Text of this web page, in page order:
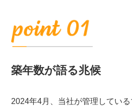
築年数が語る兆候
2024年4月、当社が管理してい